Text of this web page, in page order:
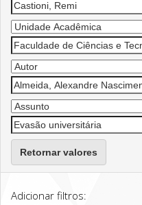
Retornar valores
Adicionar filtros: